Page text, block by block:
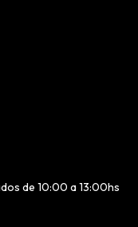
de 10:00 a 13:00hs